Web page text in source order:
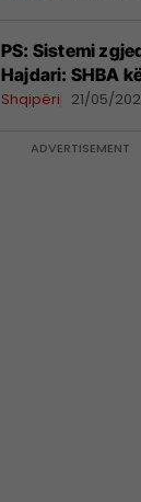
PS: Sistemi
Hajdari: SHBA
Shqipëri 21/05/